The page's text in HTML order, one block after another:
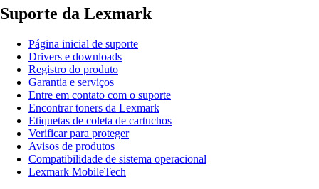
Suporte da Lexmark
Página inicial de suporte
Drivers e downloads
Registro do produto
Garantia e serviços
Entre em contato com o suporte
Encontrar toners da Lexmark
Etiquetas de coleta de cartuchos
Verificar para proteger
Avisos de produtos
Compatibilidade de sistema operacional
Lexmark MobileTech